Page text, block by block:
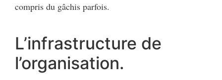
compris du gâchis parfois.
L’infrastructure de
l’organisation.